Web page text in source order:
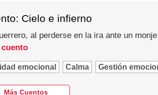
Cielo e infierno
al perderse en la ira ante un
cuento
emocional Calma Gestión
Más Cuentos